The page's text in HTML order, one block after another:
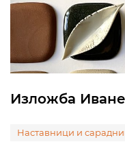
Изложба
Наставници и